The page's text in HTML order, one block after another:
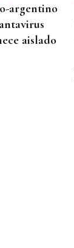
argentino
aislado